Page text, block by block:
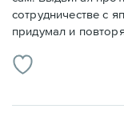
сотрудничестве с
придумал и